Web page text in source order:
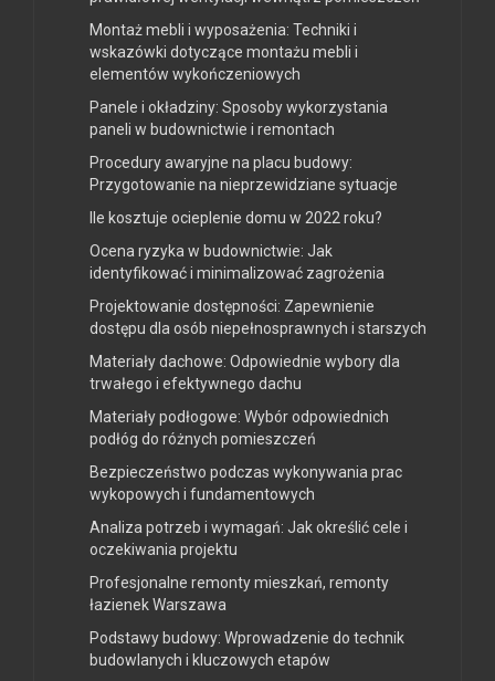
Montaż mebli i wyposażenia: Techniki i
wskazówki dotyczące montażu mebli i
elementów wykończeniowych
Panele i okładziny: Sposoby wykorzystania
paneli w budownictwie i remontach
Procedury awaryjne na placu budowy:
Przygotowanie na nieprzewidziane sytuacje
Ile kosztuje ocieplenie domu w 2022 roku?
Ocena ryzyka w budownictwie: Jak
identyfikować i minimalizować zagrożenia
Projektowanie dostępności: Zapewnienie
dostępu dla osób niepełnosprawnych i starszych
Materiały dachowe: Odpowiednie wybory dla
trwałego i efektywnego dachu
Materiały podłogowe: Wybór odpowiednich
podłóg do różnych pomieszczeń
Bezpieczeństwo podczas wykonywania prac
wykopowych i fundamentowych
Analiza potrzeb i wymagań: Jak określić cele i
oczekiwania projektu
Profesjonalne remonty mieszkań, remonty
łazienek Warszawa
Podstawy budowy: Wprowadzenie do technik
budowlanych i kluczowych etapów